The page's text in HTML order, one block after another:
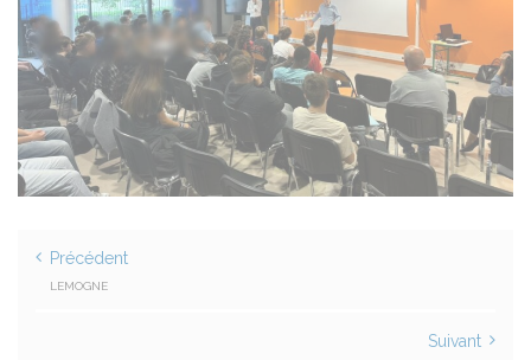
Précédent
LEMOGNE
Suivant